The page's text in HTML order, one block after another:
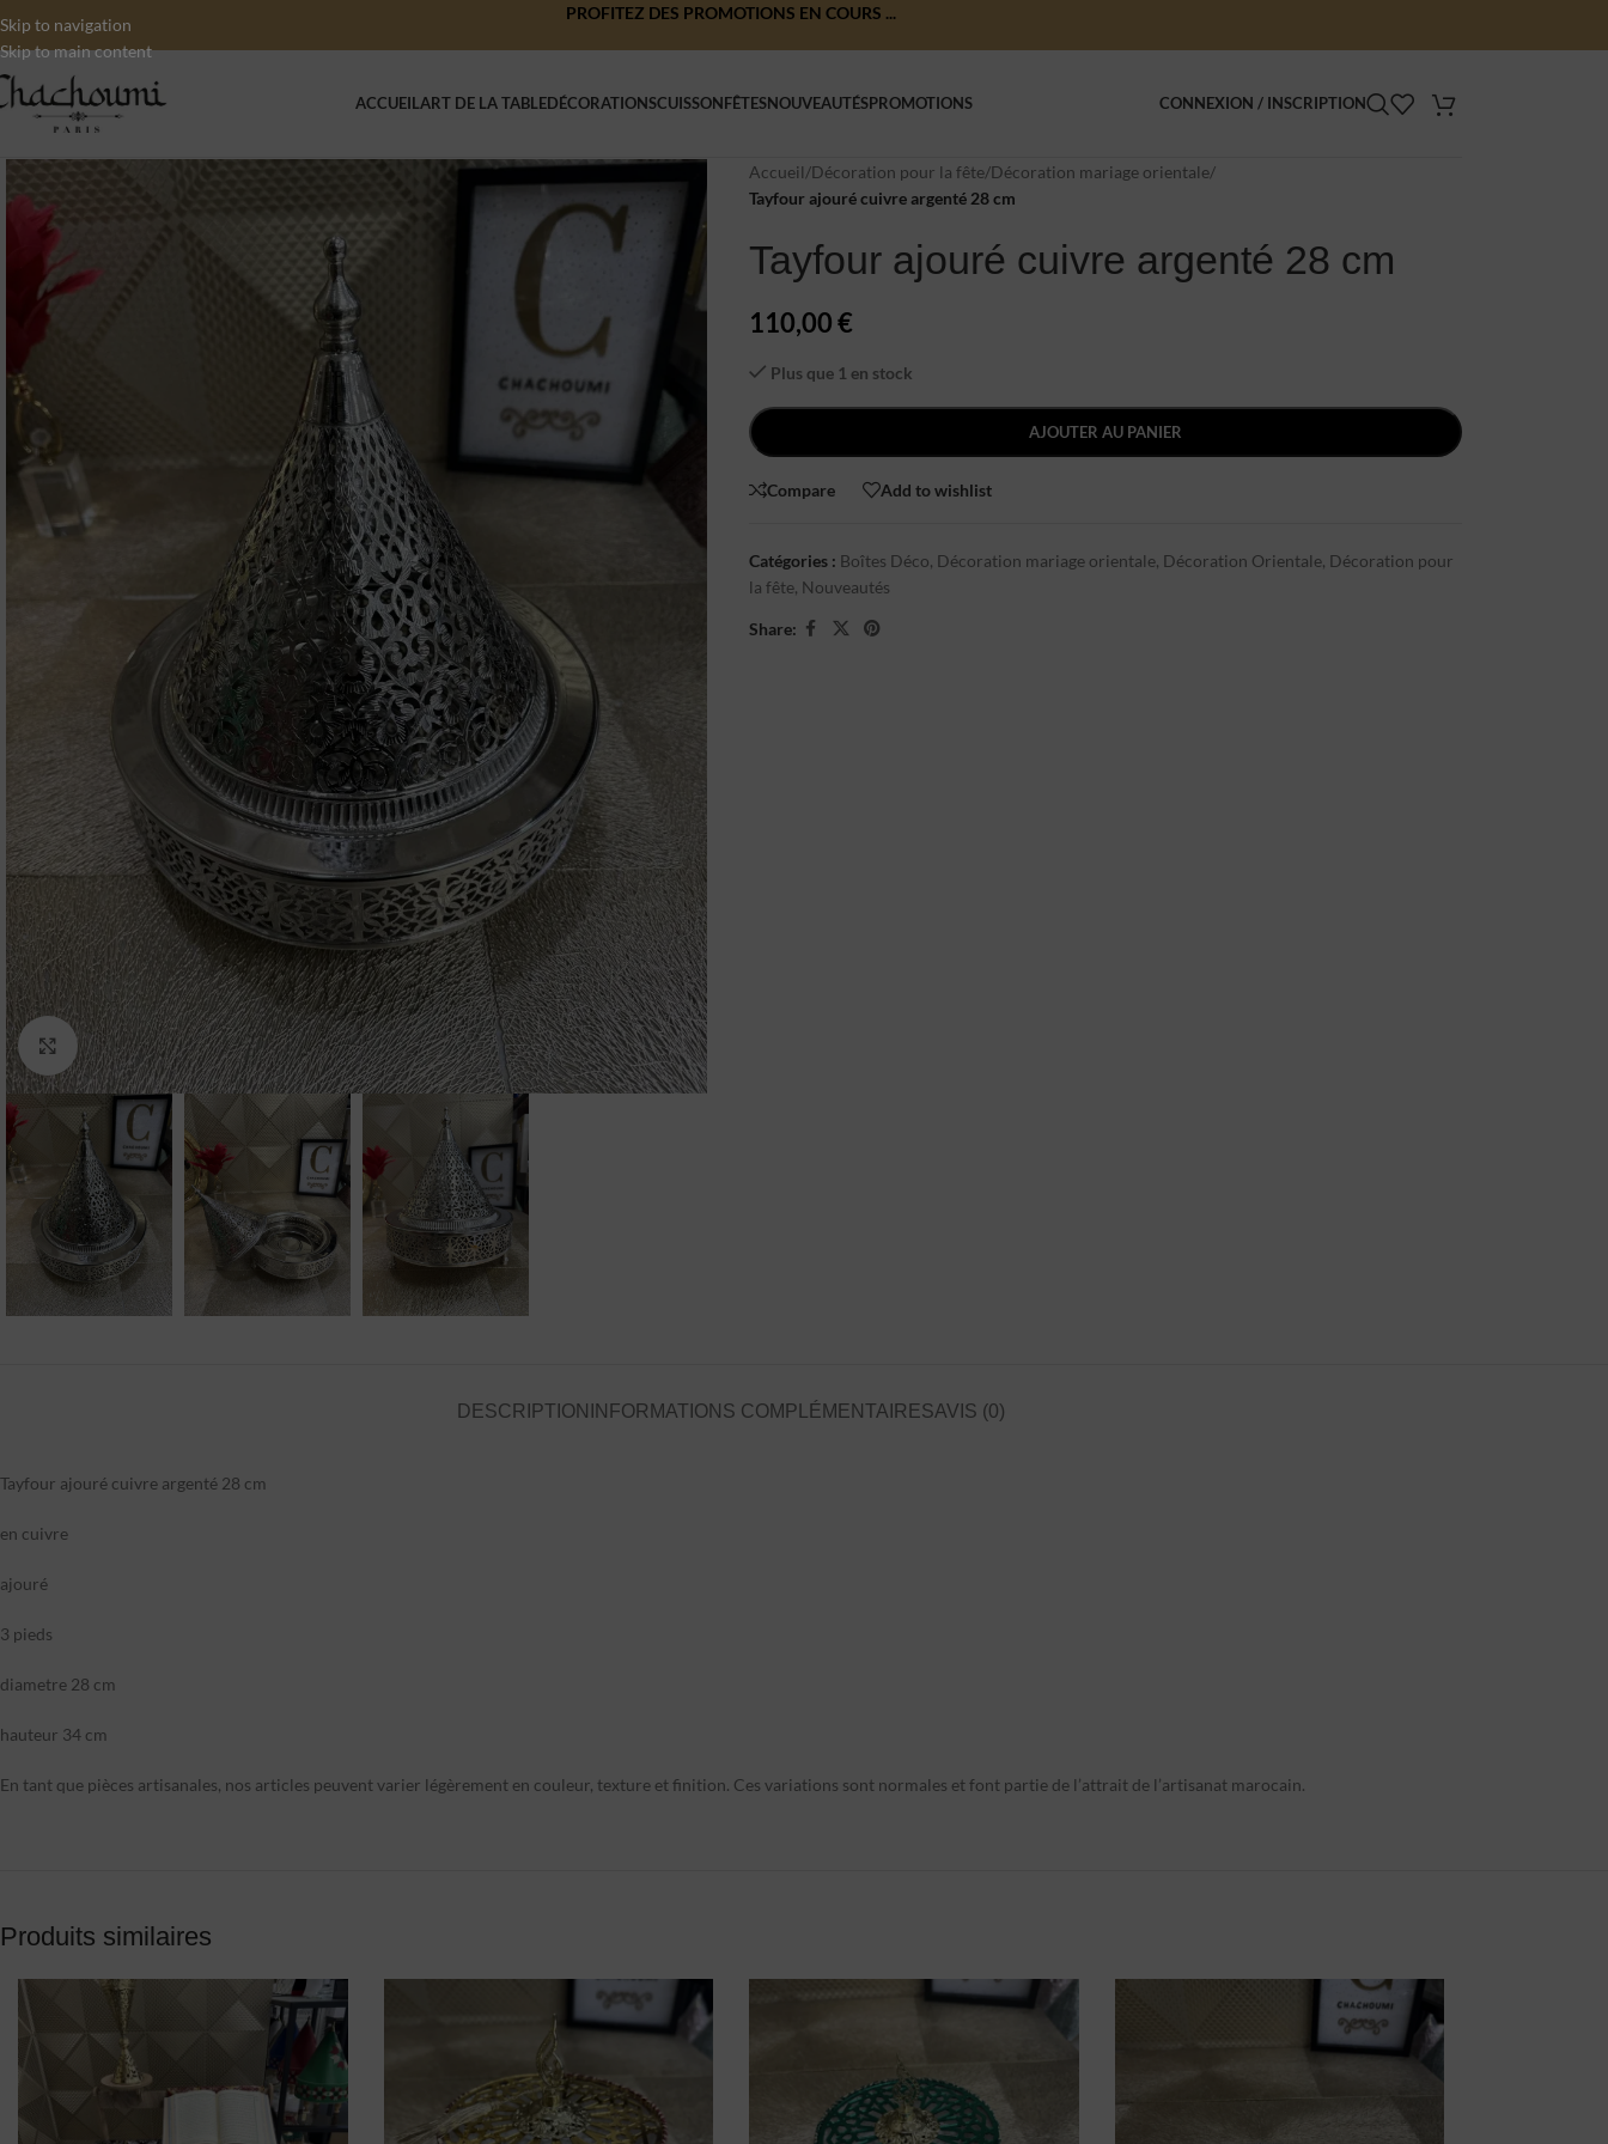
Skip to navigation
Skip to main content
PROFITEZ DES PROMOTIONS EN COURS ...
ACCUEILART DE LA TABLEDÉCORATIONSCUISSONFÊTESNOUVEAUTÉSPROMOTIONS CONNEXION / INSCRIPTION
Click to enlarge
Accueil/Décoration pour la fête/Décoration mariage orientale/
Tayfour ajouré cuivre argenté 28 cm
Tayfour ajouré cuivre argenté 28 cm
110,00€
Plus que 1 en stock
AJOUTER AU PANIER
Compare Add to wishlist
Catégories : Boîtes Déco, Décoration mariage orientale, Décoration Orientale, Décoration pour
la fête, Nouveautés
Share:
DESCRIPTION INFORMATIONS COMPLÉMENTAIRESAVIS (0)
Tayfour ajouré cuivre argenté 28 cm
en cuivre
ajouré
3 pieds
diametre 28 cm
hauteur 34 cm
En tant que pièces artisanales, nos articles peuvent varier légèrement en couleur, texture et finition. Ces variations sont normales et font partie de l’attrait de l’artisanat marocain.
Produits similaires